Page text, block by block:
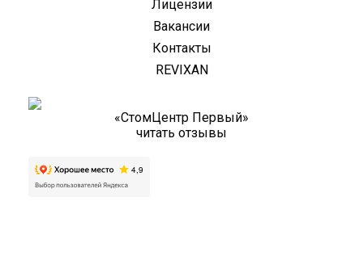
Лицензии
Вакансии
Контакты
REVIXAN
«СтомЦентр Первый»
читать отзывы